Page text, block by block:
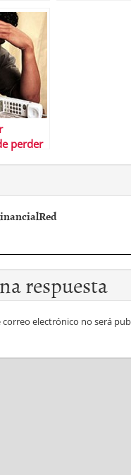
perder
respuesta
correo electrónico no será